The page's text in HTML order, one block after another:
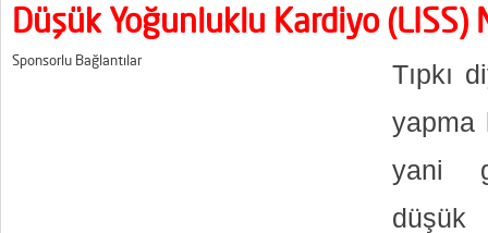
Düşük Yoğunluklu Kardiyo (LISS)
Sponsorlu Bağlantılar
Tıpkı
yapma
yani